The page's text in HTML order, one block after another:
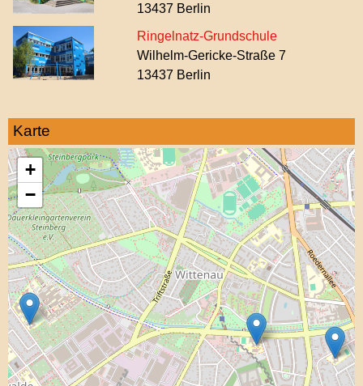
13437 Berlin
Ringelnatz-Grundschule
Wilhelm-Gericke-Straße 7
13437 Berlin
Karte
+
−